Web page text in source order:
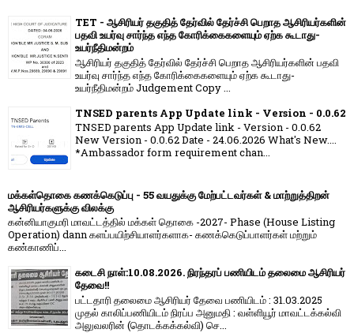
TET - ஆசிரியர் தகுதித் தேர்வில் தேர்ச்சி பெறாத ஆசிரியர்களின்
பதவி உயர்வு சார்ந்த எந்த கோரிக்கைகளையும் ஏற்க கூடாது-
உயர்நீதிமன்றம்
ஆசிரியர் தகுதித் தேர்வில் தேர்ச்சி பெறாத ஆசிரியர்களின் பதவி
உயர்வு சார்ந்த எந்த கோரிக்கைகளையும் ஏற்க கூடாது-
உயர்நீதிமன்றம் Judgement Copy ...
TNSED parents App Update link - Version - 0.0.62
TNSED parents App Update link - Version - 0.0.62
New Version - 0.0.62 Date - 24.06.2026 What's New....
*Ambassador form requirement chan...
மக்கள்தொகை கணக்கெடுப்பு - 55 வயதுக்கு மேற்பட்டவர்கள் & மாற்றுத்திறன்
ஆசிரியர்களுக்கு விலக்கு
கன்னியாகுமரி மாவட்டத்தில் மக்கள் தொகை -2027- Phase (House Listing
Operation) dann களப்பயிற்சியாளர்களாக- கணக்கெடுப்பாளர்கள் மற்றும்
கண்காணிப்...
கடைசி நாள்:10.08.2026. நிரந்தரப் பணியிடம் தலைமை ஆசிரியர்
தேவை!!
பட்டதாரி தலைமை ஆசிரியர் தேவை பணியிடம் : 31.03.2025
முதல் காலிப்பணியிடம் நிரப்ப அனுமதி : வள்ளியூர் மாவட்டக்கல்வி
அலுவலரின் (தொடக்கக்கல்வி) செ...